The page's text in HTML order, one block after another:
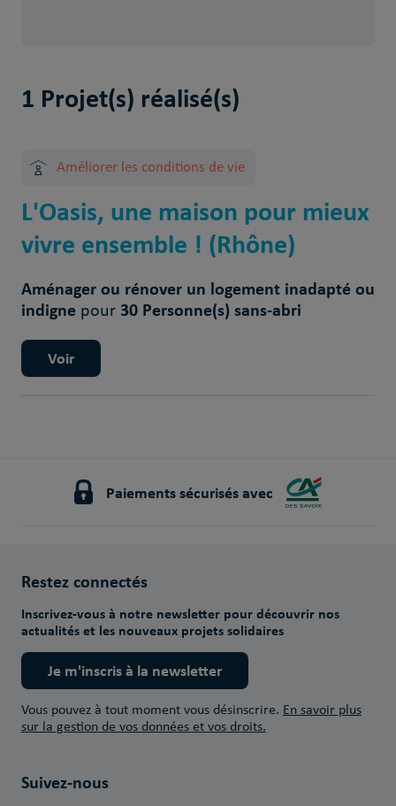
1 Projet(s) réalisé(s)
Améliorer les conditions de vie
L'Oasis, une maison pour mieux
vivre ensemble ! (Rhône)
Aménager ou rénover un logement inadapté ou
indigne pour30 Personne(s) sans-abri
Voir
Paiements sécurisés avec
Restez connectés
Inscrivez-vous à notre newsletter pour découvrir nos
actualités et les nouveaux projets solidaires
Je m'inscris à la newsletter
Vous pouvez à tout moment vous désinscrire. En savoir plus
sur la gestion de vos données et vos droits.
Suivez-nous